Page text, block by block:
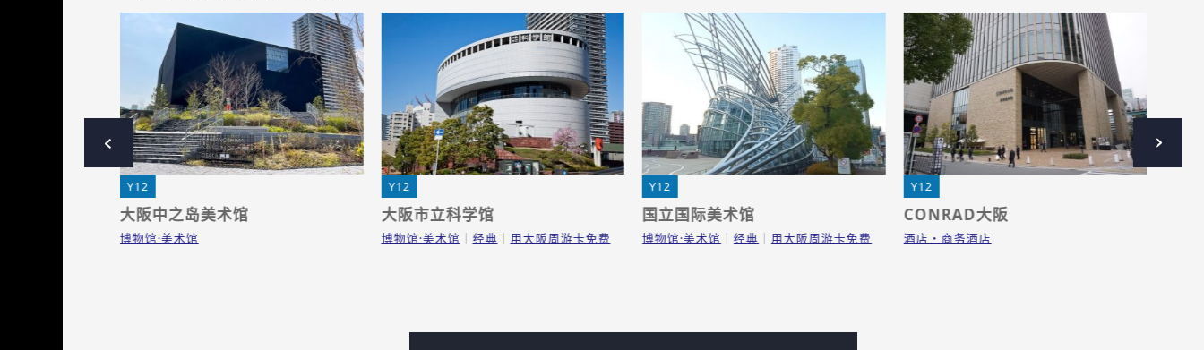
Y12
大阪中之岛美术馆
博物馆·美术馆
Y12
大阪市立科学馆
博物馆·美术馆 经典 用大阪周游卡免费
Y12
国立国际美术馆
博物馆·美术馆 经典 用大阪周游卡免费
Y12
CONRAD大阪
酒店・商务酒店